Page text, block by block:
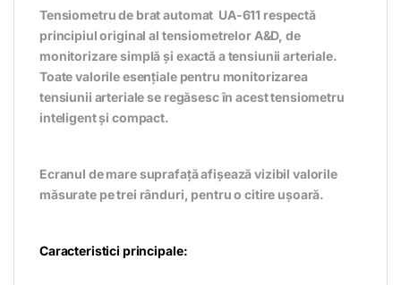
Tensiometru de brat automat UA-611 respectă
principiul original al tensiometrelor A&D, de
monitorizare simplă şi exactă a tensiunii arteriale.
Toate valorile esenţiale pentru monitorizarea
tensiunii arteriale se regăsesc în acest tensiometru
inteligent şi compact.
Ecranul de mare suprafață afișează vizibil valorile
măsurate pe trei rânduri, pentru o citire ușoară.
Caracteristici principale: